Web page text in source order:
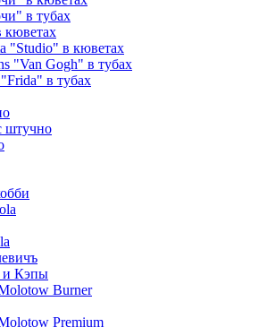
в тубах
кюветах
"Studio" в кюветах
"Van Gogh" в тубах
в тубах
штучно
и Кэпы
Burner
Premium